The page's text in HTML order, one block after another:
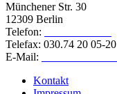
Münchener Str. 30
12309 Berlin
Telefon:
Telefax: 030.74 20 05-20
E-Mail:
Kontakt